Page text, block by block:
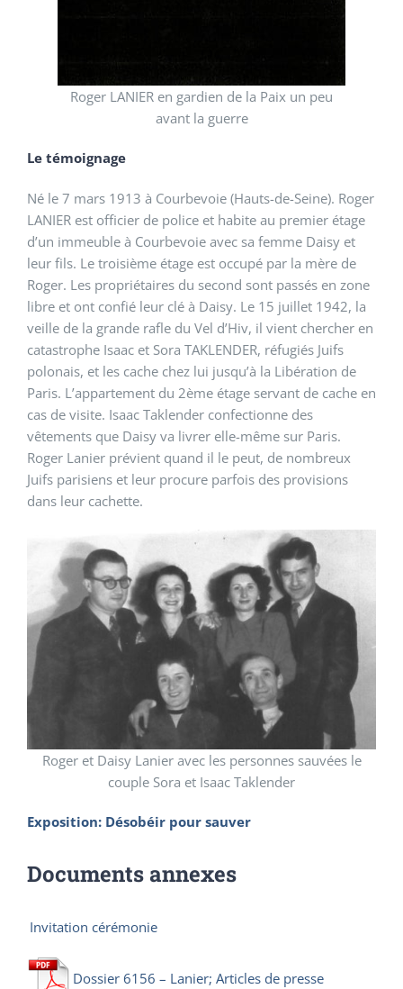
Roger LANIER en gardien de la Paix un peu
avant la guerre
Le témoignage
Né le 7 mars 1913 à Courbevoie (Hauts-de-Seine). Roger
LANIER est officier de police et habite au premier étage
d’un immeuble à Courbevoie avec sa femme Daisy et
leur fils. Le troisième étage est occupé par la mère de
Roger. Les propriétaires du second sont passés en zone
libre et ont confié leur clé à Daisy. Le 15 juillet 1942, la
veille de la grande rafle du Vel d’Hiv, il vient chercher en
catastrophe Isaac et Sora TAKLENDER, réfugiés Juifs
polonais, et les cache chez lui jusqu’à la Libération de
Paris. L’appartement du 2ème étage servant de cache en
cas de visite. Isaac Taklender confectionne des
vêtements que Daisy va livrer elle-même sur Paris.
Roger Lanier prévient quand il le peut, de nombreux
Juifs parisiens et leur procure parfois des provisions
dans leur cachette.
Roger et Daisy Lanier avec les personnes sauvées le
couple Sora et Isaac Taklender
Exposition: Désobéir pour sauver
Documents annexes
Invitation cérémonie
Dossier 6156 – Lanier; Articles de presse